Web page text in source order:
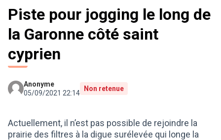
Piste pour jogging le long de
la Garonne côté saint
cyprien
Anonyme
05/09/2021 22:14
Non retenue
Actuellement, il n’est pas possible de rejoindre la
prairie des filtres à la digue surélevée qui longe la